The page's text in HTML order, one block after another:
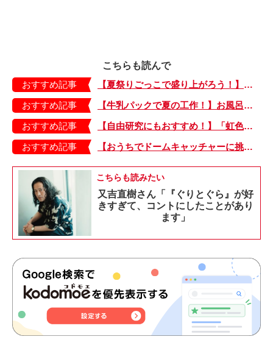
こちらも読んで
おすすめ記事
【夏祭りごっこで盛り上がろう！】紙皿やストローでフォトプロップス風のおしゃれな「おめん」の作り方
おすすめ記事
【牛乳パックで夏の工作！】お風呂やおうちプールで水に浮かべてあそぼ！「牛乳パックのぷかぷかボート」
おすすめ記事
【自由研究にもおすすめ！】「虹色うちわ」作ってみました！ 夏休みの工作に最＆高♪・編集部スタッフイチオシ！
おすすめ記事
【おうちでドームキャッチャーに挑戦だ】アンパンマン わくわくドームキャッチャー
こちらも読みたい
又吉直樹さん「『ぐりとぐら』が好
きすぎて、コントにしたことがあり
ます」